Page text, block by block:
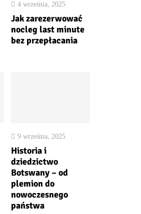
4 września, 2025
Jak zarezerwować
nocleg last minute
bez przepłacania
9 września, 2025
Historia i
dziedzictwo
Botswany – od
plemion do
nowoczesnego
państwa